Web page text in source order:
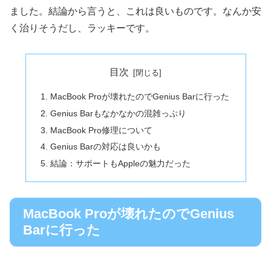
ました。結論から言うと、これは良いものです。なんか安
く治りそうだし、ラッキーです。
目次
MacBook Proが壊れたのでGenius Barに行った
Genius Barもなかなかの混雑っぷり
MacBook Pro修理について
Genius Barの対応は良いかも
結論：サポートもAppleの魅力だった
MacBook Proが壊れたのでGenius
Barに行った